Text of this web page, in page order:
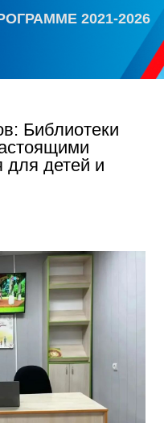
2021-2026
Библиотеки
для детей и